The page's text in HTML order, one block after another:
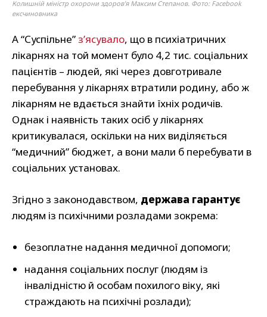
Колишній міністр охорони здоров’я Максим Степанов. Фото: Facebook
ексчиновника
А “Суспільне”з’ясувало, що в психіатричних
лікарнях на той момент було 4,2 тис. соціальних
пацієнтів – людей, які через довготривале
перебування у лікарнях втратили родину, або ж
лікарням не вдається знайти їхніх родичів.
Однак і наявність таких осіб у лікарнях
критикувалася, оскільки на них виділяється
“медичний” бюджет, а вони мали б перебувати в
соціальних установах.
Згідно з законодавством, держава гарантує
людям із психічними розладами зокрема:
безоплатне надання медичної допомоги;
надання соціальних послуг (людям із
інвалідністю й особам похилого віку, які
страждають на психічні розлади);